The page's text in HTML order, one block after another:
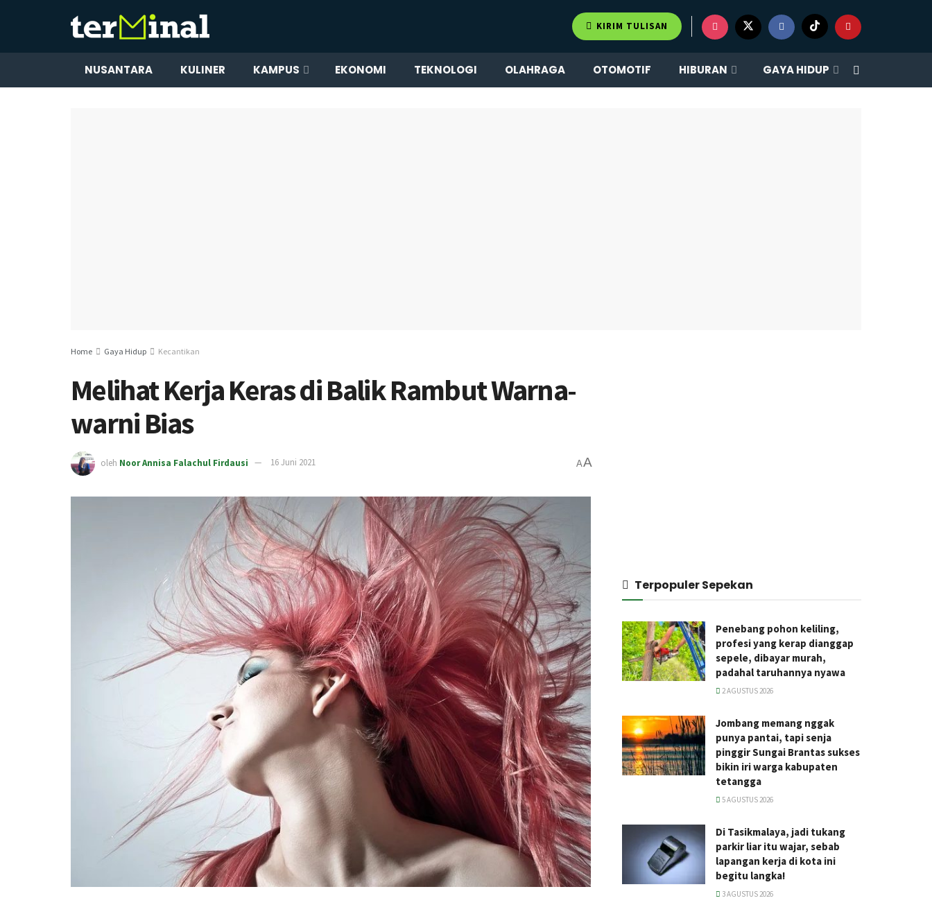
KIRIM TULISAN
NUSANTARA KULINER KAMPUS EKONOMI TEKNOLOGI OLAHRAGA OTOMOTIF HIBURAN GAYA HIDUP
Home Gaya Hidup Kecantikan
Melihat Kerja Keras di Balik Rambut Warna-
warni Bias
oleh Noor Annisa Falachul Firdausi 16 Juni 2021 AA
Terpopuler Sepekan
Penebang pohon keliling,
profesi yang kerap dianggap
sepele, dibayar murah,
padahal taruhannya nyawa
2 AGUSTUS 2026
Jombang memang nggak
punya pantai, tapi senja
pinggir Sungai Brantas sukses
bikin iri warga kabupaten
tetangga
5 AGUSTUS 2026
Di Tasikmalaya, jadi tukang
parkir liar itu wajar, sebab
lapangan kerja di kota ini
begitu langka!
3 AGUSTUS 2026